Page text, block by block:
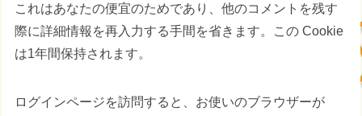
これはあなたの便宜のためであり、他のコメントを残す
際に詳細情報を再入力する手間を省きます。この Cookie
は1年間保持されます。
ログインページを訪問すると、お使いのブラウザーが